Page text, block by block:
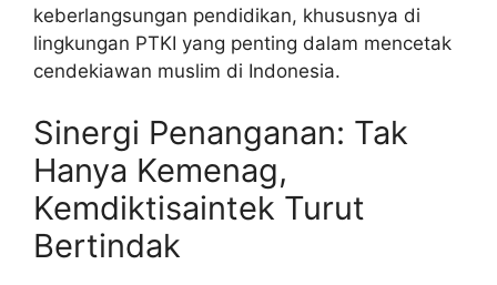
keberlangsungan pendidikan, khususnya di
lingkungan PTKI yang penting dalam mencetak
cendekiawan muslim di Indonesia.
Sinergi Penanganan: Tak
Hanya Kemenag,
Kemdiktisaintek Turut
Bertindak